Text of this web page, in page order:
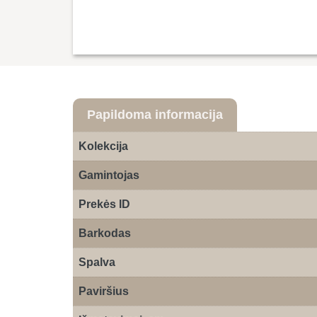
Papildoma informacija
Kolekcija
Gamintojas
Prekės ID
Barkodas
Spalva
Paviršius